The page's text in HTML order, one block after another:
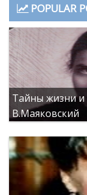
POPULAR
Тайны жизни и
В.Маяковский